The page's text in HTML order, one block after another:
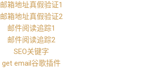
邮箱地址真假验证1
邮箱地址真假验证2
邮件阅读追踪1
邮件阅读追踪2
SEO关键字
get email谷歌插件